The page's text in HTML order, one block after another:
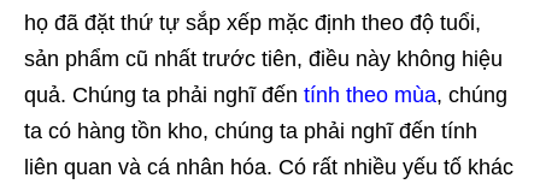
họ đã đặt thứ tự sắp xếp mặc định theo độ tuổi,
sản phẩm cũ nhất trước tiên, điều này không hiệu
quả. Chúng ta phải nghĩ đến tính theo mùa, chúng
ta có hàng tồn kho, chúng ta phải nghĩ đến tính
liên quan và cá nhân hóa. Có rất nhiều yếu tố khác